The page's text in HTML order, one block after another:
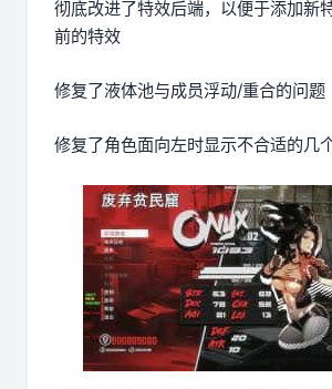
彻底改进了特效后端，以便于添加新
前的特效
修复了液体池与成员浮动/重合的问题
修复了角色面向左时显示不合适的几